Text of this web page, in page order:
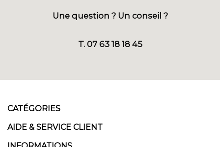
Une question ? Un conseil ?
T. 07 63 18 18 45
CATÉGORIES
AIDE & SERVICE CLIENT